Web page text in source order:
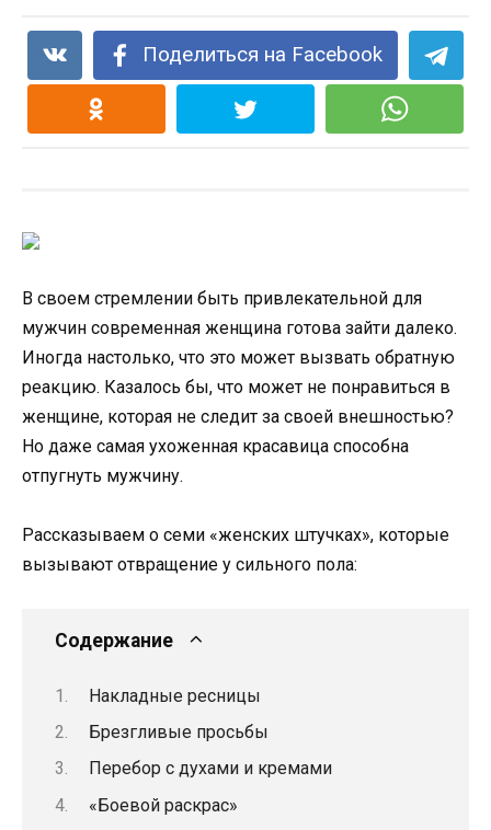
Поделиться на Facebook
В своем стремлении быть привлекательной для
мужчин современная женщина готова зайти далеко.
Иногда настолько, что это может вызвать обратную
реакцию. Казалось бы, что может не понравиться в
женщине, которая не следит за своей внешностью?
Но даже самая ухоженная красавица способна
отпугнуть мужчину.
Рассказываем о семи «женских штучках», которые
вызывают отвращение у сильного пола:
Содержание
Накладные ресницы
Брезгливые просьбы
Перебор с духами и кремами
«Боевой раскрас»